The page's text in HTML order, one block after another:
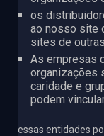
os
ao nosso site
sites de
As empresas
organizações
caridade e
podem
essas entidades